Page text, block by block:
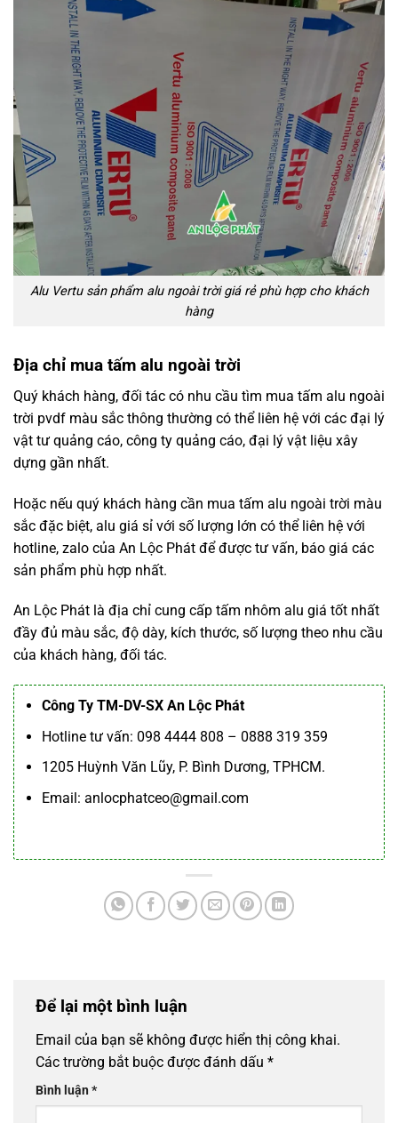
Alu Vertusản phẩm alu ngoài trời giá rẻ phù hợp cho khách
hàng
Địa chỉ mua tấm alu ngoài trời
Quý khách hàng, đối tác có nhu cầu tìm mua tấm alu ngoài
trời pvdf màu sắc thông thường có thể liên hệ với các đại lý
vật tư quảng cáo, công ty quảng cáo, đại lý vật liệu xây
dựng gần nhất.
Hoặc nếu quý khách hàng cần mua tấm alu ngoài trời màu
sắc đặc biệt, alu giá sỉ với số lượng lớn có thể liên hệ với
hotline, zalo của An Lộc Phát để được tư vấn, báo giá các
sản phẩm phù hợp nhất.
An Lộc Phát là địa chỉ cung cấp tấm nhôm alu giá tốt nhất
đầy đủ màu sắc, độ dày, kích thước, số lượng theo nhu cầu
của khách hàng, đối tác.
Công Ty TM-DV-SX An Lộc Phát
Hotline tư vấn: 098 4444 808 – 0888 319 359
1205 Huỳnh Văn Lũy, P. Bình Dương, TPHCM.
Email: anlocphatceo@gmail.com
Để lại một bình luận
Email của bạn sẽ không được hiển thị công khai.
Các trường bắt buộc được đánh dấu *
Bình luận*